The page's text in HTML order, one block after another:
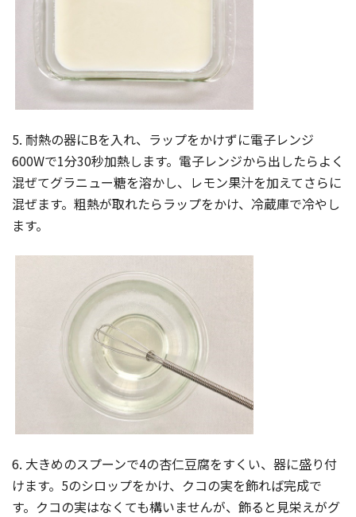
5. 耐熱の器にBを入れ、ラップをかけずに電子レンジ
600Wで1分30秒加熱します。電子レンジから出したらよく
混ぜてグラニュー糖を溶かし、レモン果汁を加えてさらに
混ぜます。粗熱が取れたらラップをかけ、冷蔵庫で冷やし
ます。
6. 大きめのスプーンで4の杏仁豆腐をすくい、器に盛り付
けます。5のシロップをかけ、クコの実を飾れば完成で
す。クコの実はなくても構いませんが、飾ると見栄えがグ